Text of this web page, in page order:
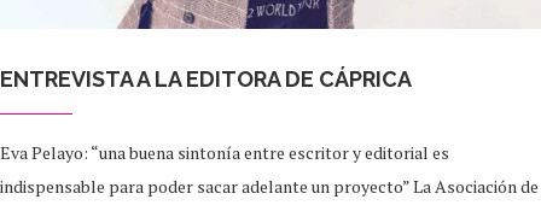
ENTREVISTA A LA EDITORA DE CÁPRICA
Eva Pelayo: “una buena sintonía entre escritor y editorial es
indispensable para poder sacar adelante un proyecto” La Asociación de